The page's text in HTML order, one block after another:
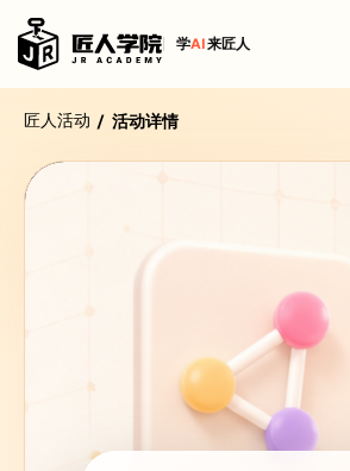
学AI来匠人
匠人活动 / 活动详情